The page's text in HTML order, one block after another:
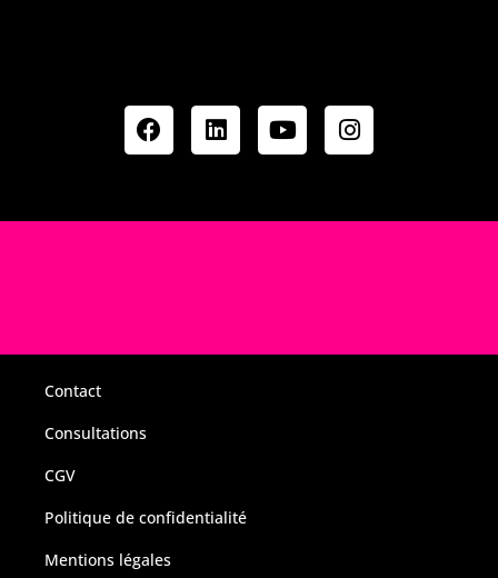
Contact
Consultations
CGV
Politique de confidentialité
Mentions légales